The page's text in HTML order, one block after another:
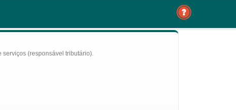
serviços (responsável tributário).